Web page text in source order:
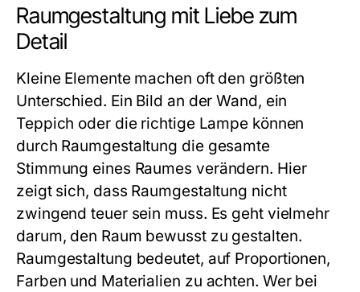
Raumgestaltung mit Liebe zum
Detail
Kleine Elemente machen oft den größten
Unterschied. Ein Bild an der Wand, ein
Teppich oder die richtige Lampe können
durch Raumgestaltung die gesamte
Stimmung eines Raumes verändern. Hier
zeigt sich, dass Raumgestaltung nicht
zwingend teuer sein muss. Es geht vielmehr
darum, den Raum bewusst zu gestalten.
Raumgestaltung bedeutet, auf Proportionen,
Farben und Materialien zu achten. Wer bei